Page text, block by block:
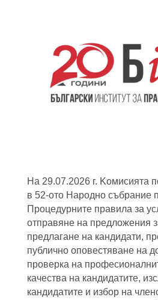
На 29.07.2026 г. Kомисията
в 52-oто Народно събрание
Процедурните правила за
отправяне на предложения
предлагане на кандидати,
публично оповестяване на
проверка на
качества на кандидатите,
кандидатите и избор на